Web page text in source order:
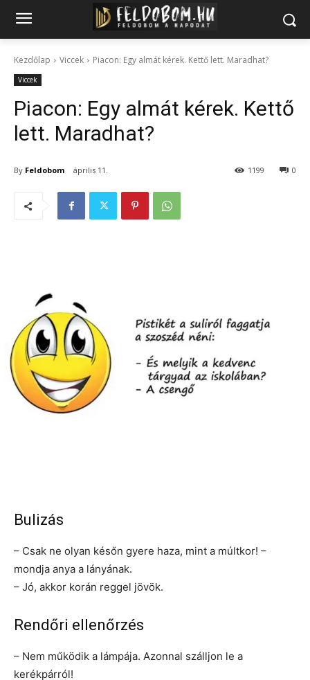
Kezdőlap Viccek Piacon: Egy almát kérek. Kettő lett. Maradhat?
Viccek
Piacon: Egy almát kérek. Kettő
lett. Maradhat?
By Feldobom április 11. 0
1199
Bulizás
– Csak ne olyan későn gyere haza, mint a múltkor! –
mondja anya a lányának.
– Jó, akkor korán reggel jövök.
Rendőri ellenőrzés
– Nem működik a lámpája. Azonnal szálljon le a
kerékpárról!